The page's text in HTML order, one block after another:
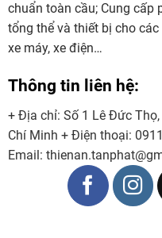
chuẩn toàn cầu; Cung cấp
tổng thể và thiết bị cho
xe máy, xe điện…
Thông tin liên hệ:
+ Địa chỉ: Số 1 Lê Đức Thọ,
Chí Minh + Điện thoại:
Email: